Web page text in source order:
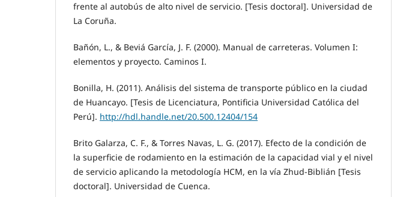
frente al autobús de alto nivel de servicio. [Tesis doctoral]. Universidad de
La Coruña.
Bañón, L., & Beviá García, J. F. (2000). Manual de carreteras. Volumen I:
elementos y proyecto. Caminos I.
Bonilla, H. (2011). Análisis del sistema de transporte público en la ciudad
de Huancayo. [Tesis de Licenciatura, Pontificia Universidad Católica del
Perú]. http://hdl.handle.net/20.500.12404/154
Brito Galarza, C. F., & Torres Navas, L. G. (2017). Efecto de la condición de
la superficie de rodamiento en la estimación de la capacidad vial y el nivel
de servicio aplicando la metodología HCM, en la vía Zhud-Biblián [Tesis
doctoral]. Universidad de Cuenca.